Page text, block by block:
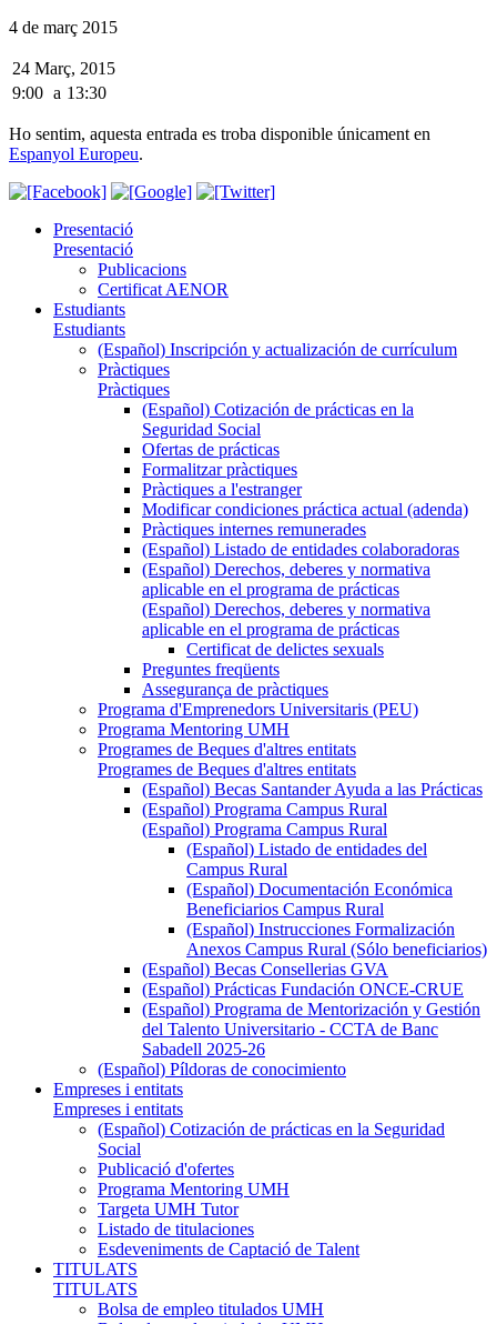
4 de març 2015
24 Març, 2015
9:00 a 13:30
Ho sentim, aquesta entrada es troba disponible únicament en
Espanyol Europeu.
Presentació
Presentació
Publicacions
Certificat AENOR
Estudiants
Estudiants
(Español) Inscripción y actualización de currículum
Pràctiques
Pràctiques
(Español) Cotización de prácticas en la
Seguridad Social
Ofertas de prácticas
Formalitzar pràctiques
Pràctiques a l'estranger
Modificar condiciones práctica actual (adenda)
Pràctiques internes remunerades
(Español) Listado de entidades colaboradoras
(Español) Derechos, deberes y normativa
aplicable en el programa de prácticas
(Español) Derechos, deberes y normativa
aplicable en el programa de prácticas
Certificat de delictes sexuals
Preguntes freqüents
Assegurança de pràctiques
Programa d'Emprenedors Universitaris (PEU)
Programa Mentoring UMH
Programes de Beques d'altres entitats
Programes de Beques d'altres entitats
(Español) Becas Santander Ayuda a las Prácticas
(Español) Programa Campus Rural
(Español) Programa Campus Rural
(Español) Listado de entidades del
Campus Rural
(Español) Documentación Económica
Beneficiarios Campus Rural
(Español) Instrucciones Formalización
Anexos Campus Rural (Sólo beneficiarios)
(Español) Becas Consellerias GVA
(Español) Prácticas Fundación ONCE-CRUE
(Español) Programa de Mentorización y Gestión
del Talento Universitario - CCTA de Banc
Sabadell 2025-26
(Español) Píldoras de conocimiento
Empreses i entitats
Empreses i entitats
(Español) Cotización de prácticas en la Seguridad
Social
Publicació d'ofertes
Programa Mentoring UMH
Targeta UMH Tutor
Listado de titulaciones
Esdeveniments de Captació de Talent
TITULATS
TITULATS
Bolsa de empleo titulados UMH